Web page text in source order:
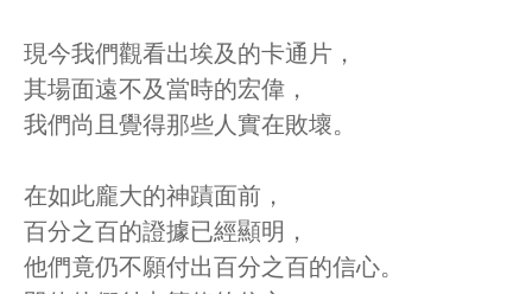
現今我們觀看出埃及的卡通片，
其場面遠不及當時的宏偉，
我們尚且覺得那些人實在敗壞。
在如此龐大的神蹟面前，
百分之百的證據已經顯明，
他們竟仍不願付出百分之百的信心。